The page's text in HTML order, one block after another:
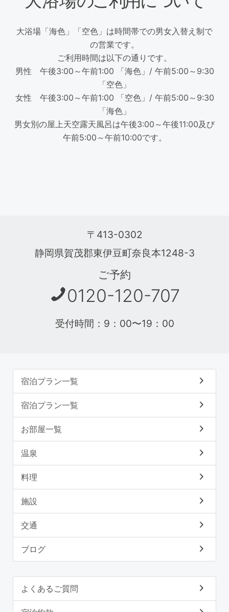
大浴場「海色」「空色」は時間帯での男女入替え制で
の営業です。
ご利用時間は以下の通りです。
男性 午後3:00～午前1:00 「海色」/ 午前5:00～9:30
「空色」
女性 午後3:00～午前1:00 「空色」/ 午前5:00～9:30
「海色」
男女別の屋上天空露天風呂は午後3:00～午後11:00及び
午前5:00～午前10:00です。
〒413-0302
静岡県賀茂郡東伊豆町奈良本1248-3
ご予約
0120-120-707
受付時間：9：00〜19：00
宿泊プラン一覧
宿泊プラン一覧
お部屋一覧
温泉
料理
施設
交通
ブログ
よくあるご質問